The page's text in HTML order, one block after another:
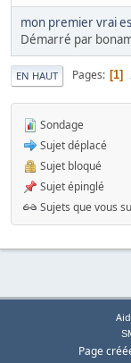
mon premier vrai
Démarré par
EN HAUT Pages 1
Sondage
Sujet déplacé
Sujet bloqué
Sujet épinglé
Sujets que vous
Page